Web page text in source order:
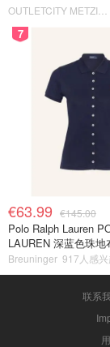
7
€63.99 €145.00
Polo Ralph Lauren
LAUREN 深蓝色珠地
Breuninger 917人感兴
联系